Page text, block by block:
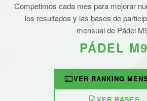
Competimos cada mes para mejorar
los resultados y las bases de
mensual de Pádel
PÁDEL M9
VER RANKING